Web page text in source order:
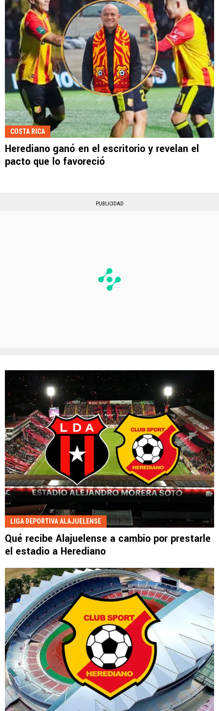
COSTA RICA
Herediano ganó en el escritorio y revelan el
pacto que lo favoreció
PUBLICIDAD
LIGA DEPORTIVA ALAJUELENSE
Qué recibe Alajuelense a cambio por prestarle
el estadio a Herediano